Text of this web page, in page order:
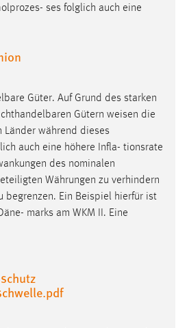
ses folglich auch eine
Güter. Auf Grund des starken
Gütern weisen die
Länder während dieses
auch eine höhere Infla- tionsrate
des nominalen
Währungen zu verhindern
begrenzen. Ein Beispiel hierfür ist
marks am WKM II. Eine